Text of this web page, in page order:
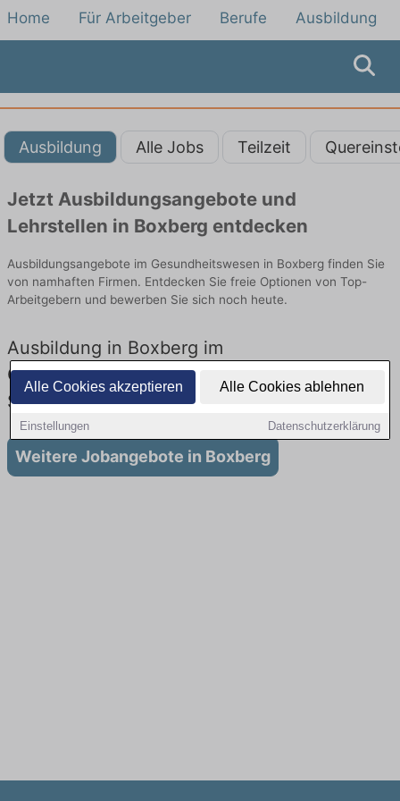
Alle Cookies akzeptieren Alle Cookies ablehnen
Einstellungen Datenschutzerklärung
Home Für Arbeitgeber Berufe Ausbildung
Ausbildung Alle Jobs Teilzeit
Jetzt Ausbildungsangebote und
Lehrstellen in Boxberg entdecken
Ausbildungsangebote im Gesundheitswesen in Boxberg finden Sie
von namhaften Firmen. Entdecken Sie freie Optionen von Top-
Arbeitgebern und bewerben Sie sich noch heute.
Ausbildung in Boxberg im
Gesundheitswesen: Aktuell gibt es keine
Stellenangebote für Ausbildung in Boxberg
Weitere Jobangebote in Boxberg